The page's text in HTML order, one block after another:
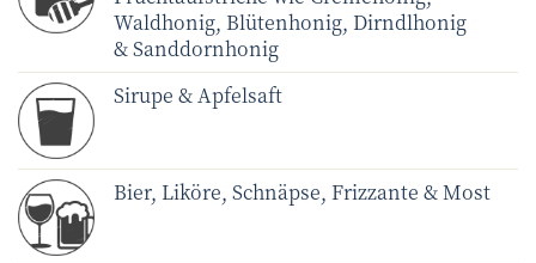
Waldhonig, Blütenhonig, Dirndlhonig
& Sanddornhonig
Sirupe & Apfelsaft
Bier, Liköre, Schnäpse, Frizzante & Most